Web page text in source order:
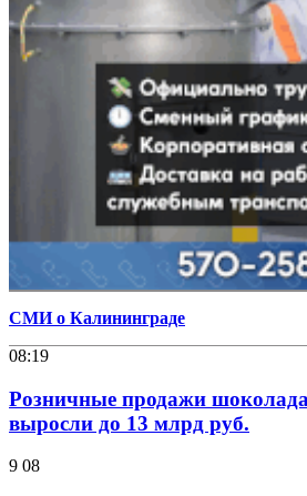
СМИ о Калининграде
08:19
Розничные продажи
выросли до 13 млрд руб.
9 08